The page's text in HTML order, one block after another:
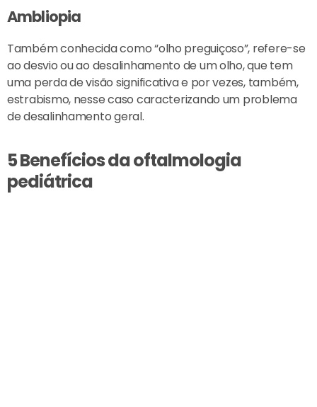
Ambliopia
Também conhecida como “olho preguiçoso”, refere-se
ao desvio ou ao desalinhamento de um olho, que tem
uma perda de visão significativa e por vezes, também,
estrabismo, nesse caso caracterizando um problema
de desalinhamento geral.
5 Benefícios da oftalmologia
pediátrica